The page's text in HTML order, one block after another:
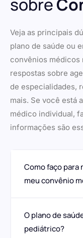
sobre
Veja as principais
plano de saúde ou
convênios médicos
respostas sobre
de especialidades,
mais. Se você está
médico individual,
informações são
Como faço para
meu convênio
O plano de
pediátrico?